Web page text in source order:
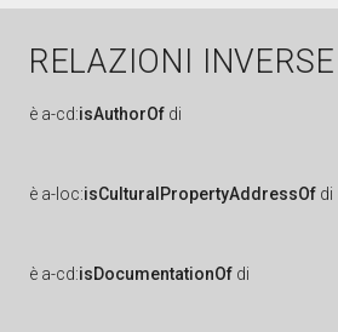
RELAZIONI INVERSE
è a-cd:isAuthorOf di
è a-loc:isCulturalPropertyAddressOf di
è a-cd:isDocumentationOf di